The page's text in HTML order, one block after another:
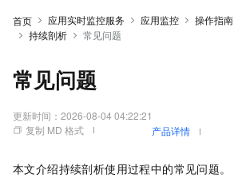
首页 应用实时监控服务 应用监控 操作指南
持续剖析
常见问题
常见问题
更新时间： 2026-08-04 04:22:21
复制 MD 格式
产品详情
本文介绍持续剖析使用过程中的常见问题。